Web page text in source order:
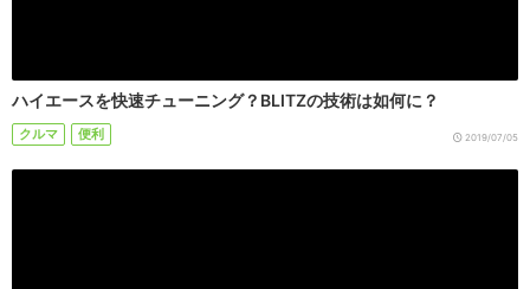
ハイエースを快速チューニング？BLITZの技術は如何に？
クルマ 便利 2019/07/05